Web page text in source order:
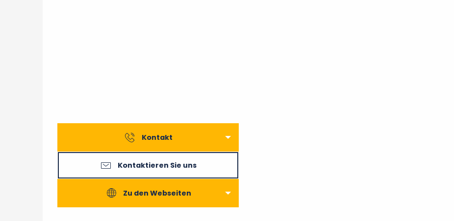
Kontakt
Kontaktieren Sie uns
Zu den Webseiten